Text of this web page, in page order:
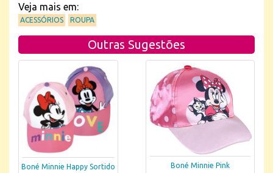
Veja mais em:
ACESSÓRIOS ROUPA
Outras Sugestões
Boné Minnie Happy Sortido Boné Minnie Pink